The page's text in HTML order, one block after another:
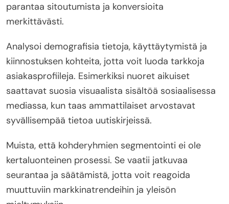
parantaa sitoutumista ja konversioita
merkittävästi.
Analysoi demografisia tietoja, käyttäytymistä ja
kiinnostuksen kohteita, jotta voit luoda tarkkoja
asiakasprofiileja. Esimerkiksi nuoret aikuiset
saattavat suosia visuaalista sisältöä sosiaalisessa
mediassa, kun taas ammattilaiset arvostavat
syvällisempää tietoa uutiskirjeissä.
Muista, että kohderyhmien segmentointi ei ole
kertaluonteinen prosessi. Se vaatii jatkuvaa
seurantaa ja säätämistä, jotta voit reagoida
muuttuviin markkinatrendeihin ja yleisön